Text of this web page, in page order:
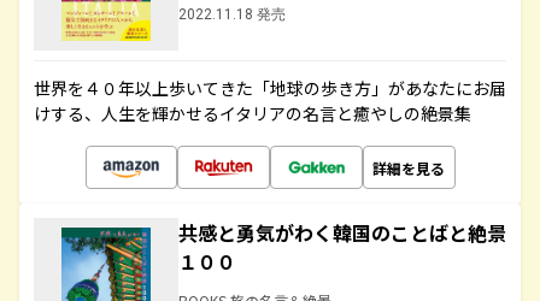
2022.11.18 発売
世界を４０年以上歩いてきた「地球の歩き方」があなたにお届
けする、人生を輝かせるイタリアの名言と癒やしの絶景集
詳細を見る
共感と勇気がわく韓国のことばと絶景
１００